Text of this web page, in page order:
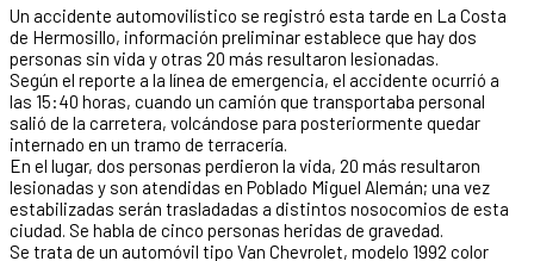
Un accidente automovilístico se registró esta tarde en La Costa
de Hermosillo, información preliminar establece que hay dos
personas sin vida y otras 20 más resultaron lesionadas.
Según el reporte a la línea de emergencia, el accidente ocurrió a
las 15:40 horas, cuando un camión que transportaba personal
salió de la carretera, volcándose para posteriormente quedar
internado en un tramo de terracería.
En el lugar, dos personas perdieron la vida, 20 más resultaron
lesionadas y son atendidas en Poblado Miguel Alemán; una vez
estabilizadas serán trasladadas a distintos nosocomios de esta
ciudad. Se habla de cinco personas heridas de gravedad.
Se trata de un automóvil tipo Van Chevrolet, modelo 1992 color